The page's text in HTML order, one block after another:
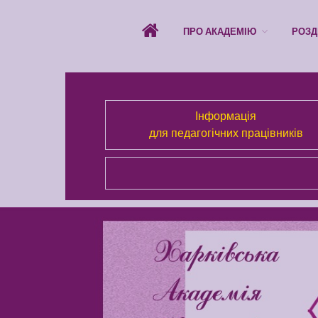
ПРО АКАДЕМІЮ
Інформація
для педагогічних працівників